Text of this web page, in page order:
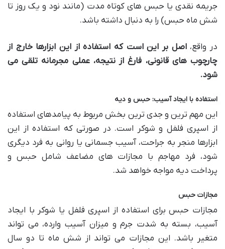
جریمه نقدی یا حبس های کوتاه مدت (مانند نود و یک روز تا
شش ماه حبس) را به دنبال داشته باشد.
در واقع،اصل بر این است که استفاده از این ابزارها خارج از
چارچوب های قانونی، فارغ از نتیجه، عملی مجرمانه تلقی می
شود.
استفاده با ایجاد آسیب: حبس و دیه
این مهم ترین و جدی ترین بخش مربوط به پیامدهای استفاده
از اسپری فلفل و شوکر است. در صورتی که استفاده از این
ابزارها منجر به جراحت، آسیب جسمانی یا روانی به فرد دیگری
شود، فرد مهاجم با مجازات های مضاعف شامل حبس و
پرداخت دیه مواجه خواهد شد.
مجازات حبس
مجازات حبس برای استفاده از اسپری فلفل یا شوکر با ایجاد
آسیب، بسته به شدت جرم و میزان آسیب وارده، می تواند
متغیر باشد. این مجازات می تواند از شش ماه تا دو سال